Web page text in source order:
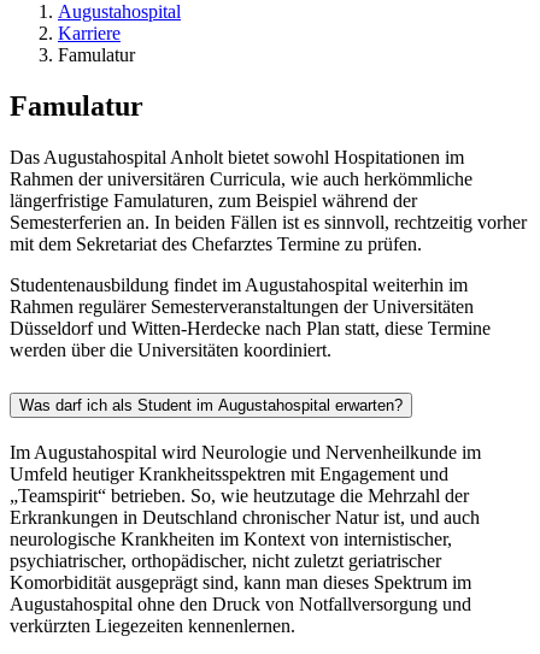
Augustahospital
Karriere
Famulatur
Famulatur
Das Augustahospital Anholt bietet sowohl Hospitationen im
Rahmen der universitären Curricula, wie auch herkömmliche
längerfristige Famulaturen, zum Beispiel während der
Semesterferien an. In beiden Fällen ist es sinnvoll, rechtzeitig vorher
mit dem Sekretariat des Chefarztes Termine zu prüfen.
Studentenausbildung findet im Augustahospital weiterhin im
Rahmen regulärer Semesterveranstaltungen der Universitäten
Düsseldorf und Witten-Herdecke nach Plan statt, diese Termine
werden über die Universitäten koordiniert.
Was darf ich als Student im Augustahospital erwarten?
Im Augustahospital wird Neurologie und Nervenheilkunde im
Umfeld heutiger Krankheitsspektren mit Engagement und
„Teamspirit“ betrieben. So, wie heutzutage die Mehrzahl der
Erkrankungen in Deutschland chronischer Natur ist, und auch
neurologische Krankheiten im Kontext von internistischer,
psychiatrischer, orthopädischer, nicht zuletzt geriatrischer
Komorbidität ausgeprägt sind, kann man dieses Spektrum im
Augustahospital ohne den Druck von Notfallversorgung und
verkürzten Liegezeiten kennenlernen.